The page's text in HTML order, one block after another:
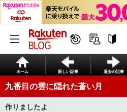
ホーム 新しい記事 過去の記事
九番目の雲に隠れた蒼い月
作りましたよ